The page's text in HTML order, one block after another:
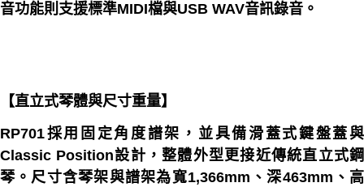
音功能則支援標準MIDI檔與USB WAV音訊錄音。
【直立式琴體與尺寸重量】
RP701採用固定角度譜架，並具備滑蓋式鍵盤蓋與
Classic Position設計，整體外型更接近傳統直立式鋼
琴。尺寸含琴架與譜架為寬1,366mm、深463mm、高